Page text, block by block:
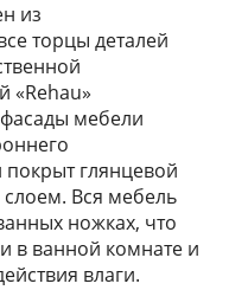
из
торцы деталей
«Rehau»
мебели
глянцевой
Вся мебель
ножках, что
в ванной комнате и
влаги.